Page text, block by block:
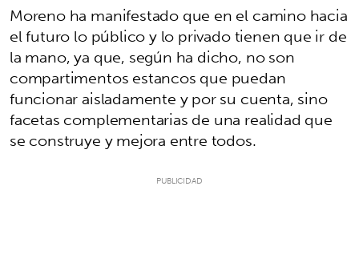
Moreno ha manifestado que en el camino hacia
el futuro lo público y lo privado tienen que ir de
la mano, ya que, según ha dicho, no son
compartimentos estancos que puedan
funcionar aisladamente y por su cuenta, sino
facetas complementarias de una realidad que
se construye y mejora entre todos.